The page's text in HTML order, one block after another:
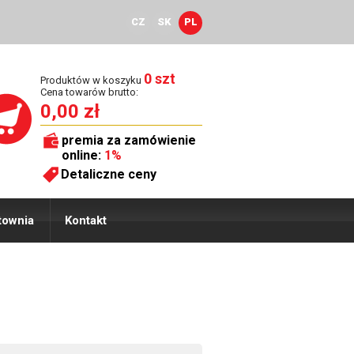
CZ SK PL
Produktów w koszyku 0 szt
Cena towarów brutto:
0,00 zł
premia za zamówienie
online: 1%
Detaliczne ceny
Kontakt